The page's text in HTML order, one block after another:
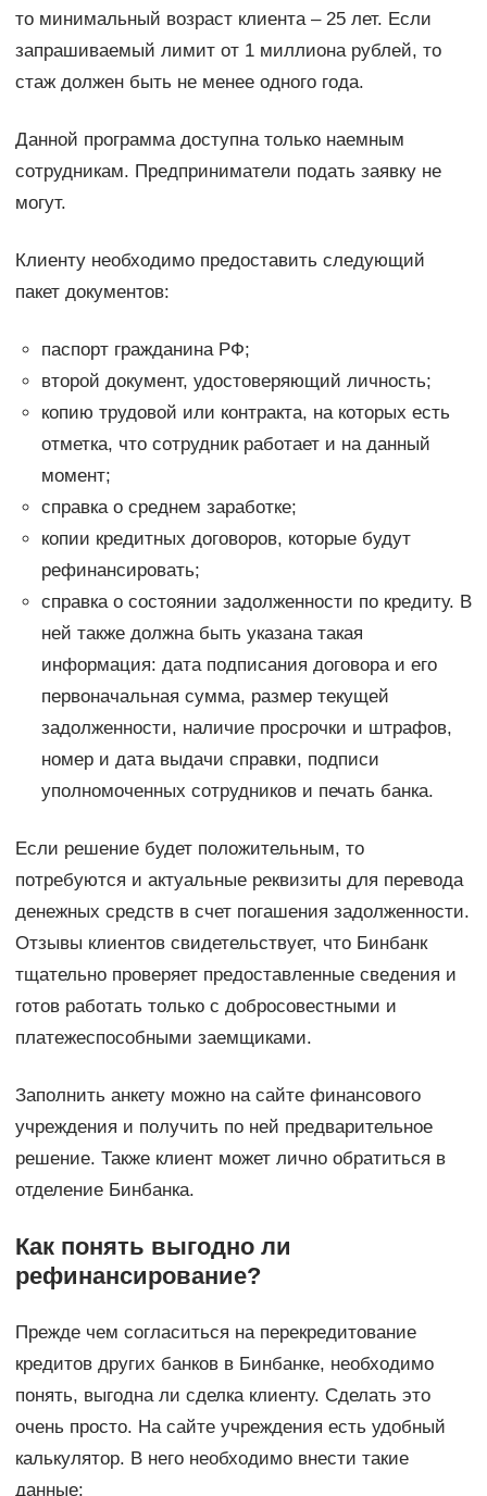
то минимальный возраст клиента – 25 лет. Если
запрашиваемый лимит от 1 миллиона рублей, то
стаж должен быть не менее одного года.
Данной программа доступна только наемным
сотрудникам. Предприниматели подать заявку не
могут.
Клиенту необходимо предоставить следующий
пакет документов:
паспорт гражданина РФ;
второй документ, удостоверяющий личность;
копию трудовой или контракта, на которых есть
отметка, что сотрудник работает и на данный
момент;
справка о среднем заработке;
копии кредитных договоров, которые будут
рефинансировать;
справка о состоянии задолженности по кредиту. В
ней также должна быть указана такая
информация: дата подписания договора и его
первоначальная сумма, размер текущей
задолженности, наличие просрочки и штрафов,
номер и дата выдачи справки, подписи
уполномоченных сотрудников и печать банка.
Если решение будет положительным, то
потребуются и актуальные реквизиты для перевода
денежных средств в счет погашения задолженности.
Отзывы клиентов свидетельствует, что Бинбанк
тщательно проверяет предоставленные сведения и
готов работать только с добросовестными и
платежеспособными заемщиками.
Заполнить анкету можно на сайте финансового
учреждения и получить по ней предварительное
решение. Также клиент может лично обратиться в
отделение Бинбанка.
Как понять выгодно ли
рефинансирование?
Прежде чем согласиться на перекредитование
кредитов других банков в Бинбанке, необходимо
понять, выгодна ли сделка клиенту. Сделать это
очень просто. На сайте учреждения есть удобный
калькулятор. В него необходимо внести такие
данные: